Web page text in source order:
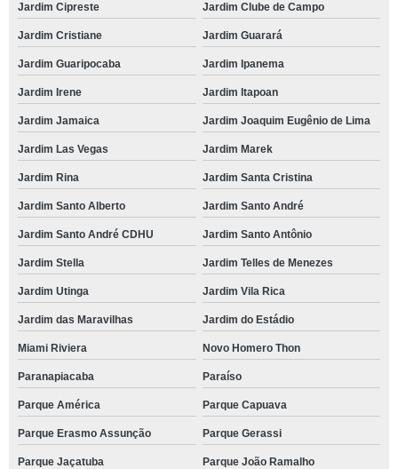
Jardim Cipreste Jardim Clube de Campo
Jardim Cristiane Jardim Guarará
Jardim Guaripocaba Jardim Ipanema
Jardim Irene Jardim Itapoan
Jardim Jamaica Jardim Joaquim Eugênio de Lima
Jardim Las Vegas Jardim Marek
Jardim Rina Jardim Santa Cristina
Jardim Santo Alberto Jardim Santo André
Jardim Santo André CDHU Jardim Santo Antônio
Jardim Stella Jardim Telles de Menezes
Jardim Utinga Jardim Vila Rica
Jardim das Maravilhas Jardim do Estádio
Miami Riviera Novo Homero Thon
Paranapiacaba Paraíso
Parque América Parque Capuava
Parque Erasmo Assunção Parque Gerassi
Parque Jaçatuba Parque João Ramalho